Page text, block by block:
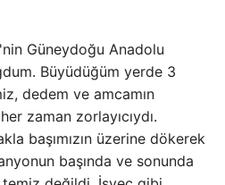
Güneydoğu Anadolu
Büyüdüğüm yerde 3
dedem ve amcamın
zaman zorlayıcıydı.
başımızın üzerine dökerek
başında ve sonunda